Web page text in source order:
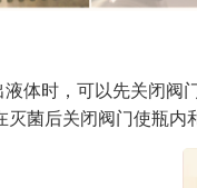
体时，可以先关闭阀
灭菌后关闭阀门使瓶内